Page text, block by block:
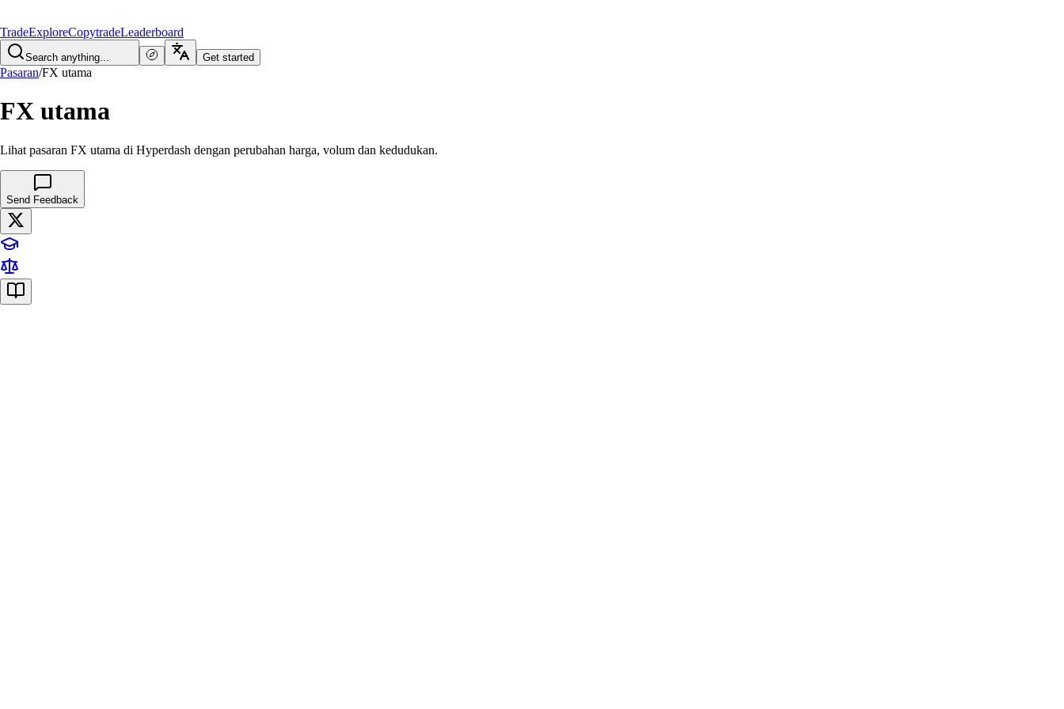
TradeExploreCopytradeLeaderboard
Search anything... Get started
Pasaran/FX utama
FX utama
Lihat pasaran FX utama di Hyperdash dengan perubahan harga, volum dan kedudukan.
Send Feedback